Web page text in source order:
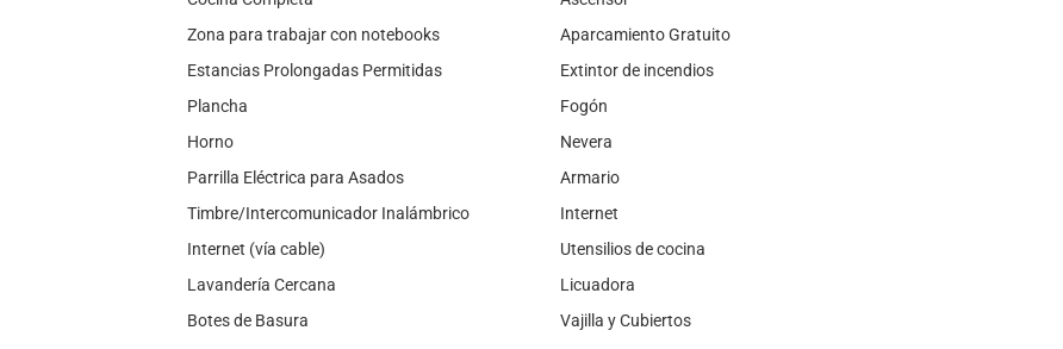
Zona para trabajar con notebooks
Aparcamiento Gratuito
Estancias Prolongadas Permitidas
Extintor de incendios
Plancha
Fogón
Horno
Nevera
Parrilla Eléctrica para Asados
Armario
Timbre/Intercomunicador Inalámbrico
Internet
Internet (vía cable)
Utensilios de cocina
Lavandería Cercana
Licuadora
Botes de Basura
Vajilla y Cubiertos